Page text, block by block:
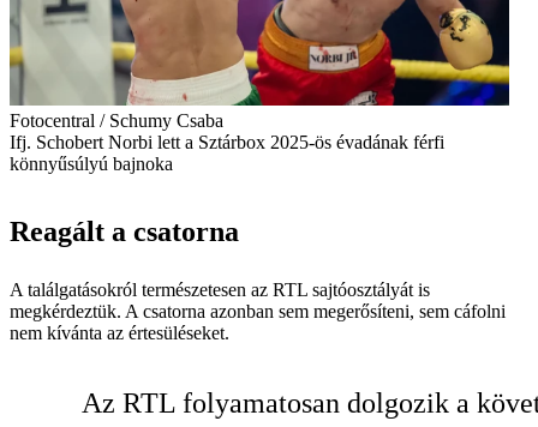
Fotocentral / Schumy Csaba
Ifj. Schobert Norbi lett a Sztárbox 2025-ös évadának férfi
könnyűsúlyú bajnoka
Reagált a csatorna
A találgatásokról természetesen az RTL sajtóosztályát is
megkérdeztük. A csatorna azonban sem megerősíteni, sem cáfolni
nem kívánta az értesüléseket.
Az RTL folyamatosan dolgozik a